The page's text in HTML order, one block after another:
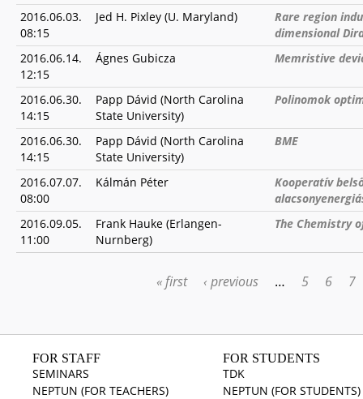
2016.06.03.
08:15
Jed H. Pixley (U. Maryland)
Rare region
dimensional
2016.06.14.
12:15
Ágnes Gubicza Memristive
2016.06.30.
14:15
Papp Dávid (North Carolina
State University)
Polinomok
2016.06.30.
14:15
Papp Dávid (North Carolina
State University)
BME
2016.07.07.
08:00
Kálmán Péter
Kooperatív
2016.09.05.
11:00
Frank Hauke (Erlangen-
Nurnberg)
The Chemistry
« first ‹ previous … 5 6 7
FOR STAFF
SEMINARS
NEPTUN (FOR TEACHERS)
FOR STUDENTS
TDK
NEPTUN (FOR STUDENTS)